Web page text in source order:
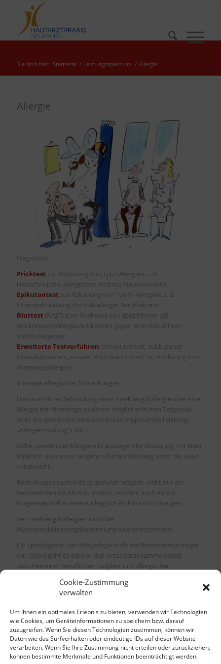
Cookie-Zustimmung
verwalten
Um Ihnen ein optimales Erlebnis zu bieten, verwenden wir Technologien
wie Cookies, um Geräteinformationen zu speichern bzw. darauf
zuzugreifen. Wenn Sie diesen Technologien zustimmen, können wir
Daten wie das Surfverhalten oder eindeutige IDs auf dieser Website
verarbeiten. Wenn Sie Ihre Zustimmung nicht erteilen oder zurückziehen,
können bestimmte Merkmale und Funktionen beeinträchtigt werden.
Sie sind hier: Startseite / Leistungsspektrum / Allergie
Allergie
Diagnostik
Pricktest zur Abklärung von Typ I-Allergien, z. B.
Heuschnupfen, allergisches Asthma, Neurodermitis
Epikutantest zur Abklärung von Typ IV-Allergien, z. B.
Ekzemerkrankung, Kontaktallergie, Berufsekzem
Bluttest (RAST) zum Nachweis von spezifischen IgE-
Antikörpern (Allergie-Antikörper) gegen eine Vielzahl von
Sofortallergenen
Erweiterte Testverfahren : Intrakutantest, subkutaner
Provokationstest, nasaler Provokationstest zur Abklärung von
Atemwegsallergien
Therapie allergischer Erkrankungen
Die ursächliche Behandlung einer Insektengiftallergie oder einer
Allergie der Atemwege zu einem möglichst frühen Zeitpunkt
stellt die spezifische Immuntherapie (Hyposensibilisierung,
„Allergie-Impfung“) dar.
Dabei werden die Allergene in ansteigender Dosierung mit einer
Injektion über einen längeren Zeitraum hinweg unter die Haut
verabreicht.
Beim Heuschnupfen ist es dadurch möglich, nicht nur die
Beschwerden deutlich zu lindern, sondern auch einem
Etagenwechsel zu einem allergisch Asthma vorzubeugen.
Bei Insektengiftallergien kann die
Hyposensibilisierungsbehandlung lebensrettend sein.
Ein Spezialgebiet der Allergologie stellt die Berufsdermatologie
dar. Dabei geht es darum, den Ursachenzusammenhang
zwischen einer beruflichen Tätigkeit und allergischen
Zum Leistungsspektrum